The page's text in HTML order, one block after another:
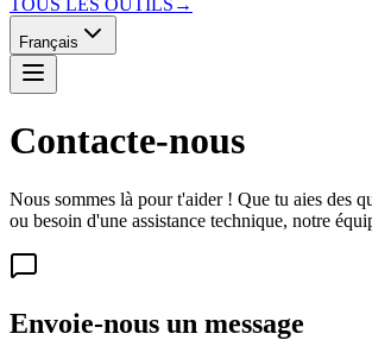
TOUS LES OUTILS →
Français
Contacte-nous
Nous sommes là pour t'aider ! Que tu aies des
ou besoin d'une assistance technique, notre
Envoie-nous un message